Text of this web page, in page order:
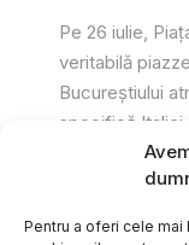
Pentru a oferi cele
Pe 26 iulie,
veritabilă
Bucureștiului
specifică Italiei.
Gabriel